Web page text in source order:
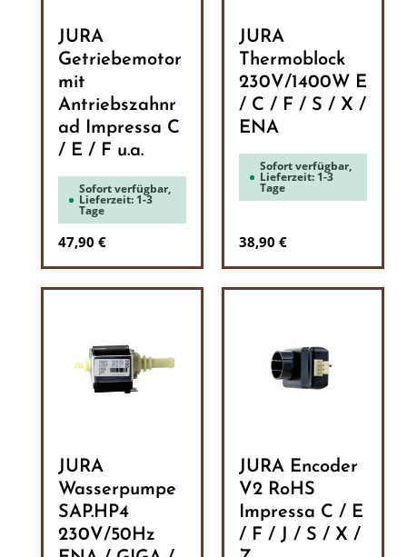
JURA
Getriebemotor
mit
Antriebszahnr
ad Impressa C
/ E / F u.a.
Sofort verfügbar,
Lieferzeit: 1-3
Tage
Regulärer Preis:
47,90 €
JURA
Thermoblock
230V/1400W E
/ C / F / S / X /
ENA
Sofort verfügbar,
Lieferzeit: 1-3
Tage
Regulärer Preis:
38,90 €
JURA
Wasserpumpe
SAP.HP4
230V/50Hz
JURA Encoder
V2 RoHS
Impressa C / E
/ F / J / S / X /